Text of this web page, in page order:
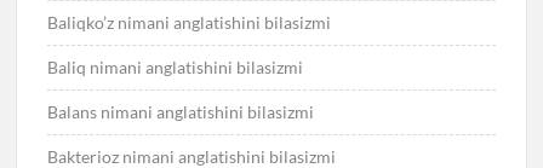
Baliqko’z nimani anglatishini bilasizmi
Baliq nimani anglatishini bilasizmi
Balans nimani anglatishini bilasizmi
Bakterioz nimani anglatishini bilasizmi